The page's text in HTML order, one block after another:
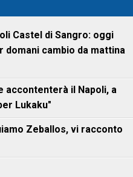
Castel di Sangro: oggi
domani cambio da mattina
accontenterà il Napoli, a
Lukaku"
Zeballos, vi racconto